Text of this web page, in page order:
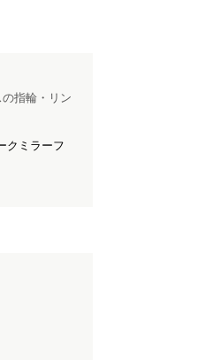
の指輪・リン
クミラーフ